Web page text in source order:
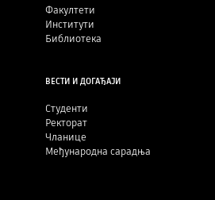
Факултети
Институти
Библиотека
ВЕСТИ И ДОГАЂАЈИ
Студенти
Ректорат
Чланице
Међународна сарадња